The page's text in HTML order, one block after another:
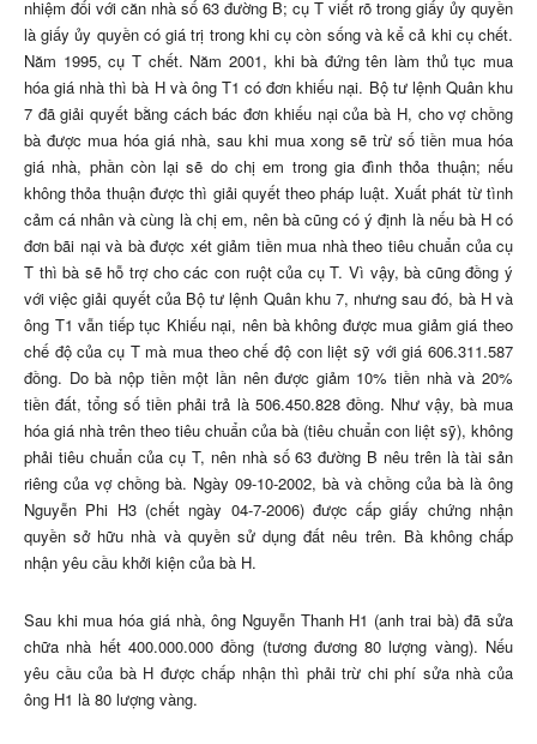
nhiệm đối với căn nhà số 63 đường B; cụ T viết rõ trong giấy ủy quyền
là giấy ủy quyền có giá trị trong khi cụ còn sống và kể cả khi cụ chết.
Năm 1995, cụ T chết. Năm 2001, khi bà đứng tên làm thủ tục mua
hóa giá nhà thì bà H và ông T1 có đơn khiếu nại. Bộ tư lệnh Quân khu
7 đã giải quyết bằng cách bác đơn khiếu nại của bà H, cho vợ chồng
bà được mua hóa giá nhà, sau khi mua xong sẽ trừ số tiền mua hóa
giá nhà, phần còn lại sẽ do chị em trong gia đình thỏa thuận; nếu
không thỏa thuận được thì giải quyết theo pháp luật. Xuất phát từ tình
cảm cá nhân và cùng là chị em, nên bà cũng có ý định là nếu bà H có
đơn bãi nại và bà được xét giảm tiền mua nhà theo tiêu chuẩn của cụ
T thì bà sẽ hỗ trợ cho các con ruột của cụ T. Vì vậy, bà cũng đồng ý
với việc giải quyết của Bộ tư lệnh Quân khu 7, nhưng sau đó, bà H và
ông T1 vẫn tiếp tục Khiếu nại, nên bà không được mua giảm giá theo
chế độ của cụ T mà mua theo chế độ con liệt sỹ với giá 606.311.587
đồng. Do bà nộp tiền một lần nên được giảm 10% tiền nhà và 20%
tiền đất, tổng số tiền phải trả là 506.450.828 đồng. Như vậy, bà mua
hóa giá nhà trên theo tiêu chuẩn của bà (tiêu chuẩn con liệt sỹ), không
phải tiêu chuẩn của cụ T, nên nhà số 63 đường B nêu trên là tài sản
riêng của vợ chồng bà. Ngày 09-10-2002, bà và chồng của bà là ông
Nguyễn Phi H3 (chết ngày 04-7-2006) được cấp giấy chứng nhận
quyền sở hữu nhà và quyền sử dụng đất nêu trên. Bà không chấp
nhận yêu cầu khởi kiện của bà H.
Sau khi mua hóa giá nhà, ông Nguyễn Thanh H1 (anh trai bà) đã sửa
chữa nhà hết 400.000.000 đồng (tương đương 80 lượng vàng). Nếu
yêu cầu của bà H được chấp nhận thì phải trừ chi phí sửa nhà của
ông H1 là 80 lượng vàng.